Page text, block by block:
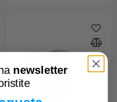
newsletter